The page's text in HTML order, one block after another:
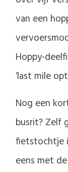
van een
Hoppy-
‘last mile
Nog een
busrit? Zelf
fietstochtje
eens met